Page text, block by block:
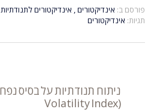
פורסם ב: אינדיקטורים, אינדיקטורים לתנודתיות
תגיות: אינדיקטורים
Volatility Index)